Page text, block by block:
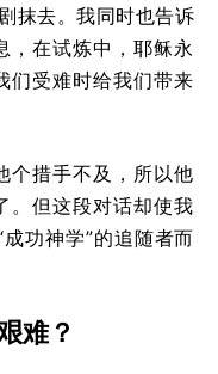
抹去。我同时也告诉
，在试炼中，耶稣永
们受难时给我们带来
个措手不及，所以他
。但这段对话却使我
功神学”的追随者而
难？